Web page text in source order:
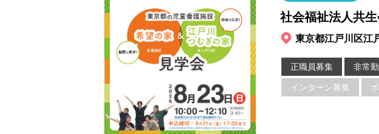
社会福祉法人共
東京都江戸川区江
正職員募集 非常
インターン募集